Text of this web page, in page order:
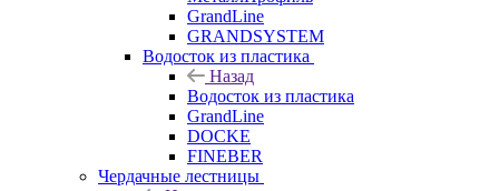
GrandLine
GRANDSYSTEM
Водосток из пластика
Назад
Водосток из пластика
GrandLine
DOCKE
FINEBER
Чердачные лестницы